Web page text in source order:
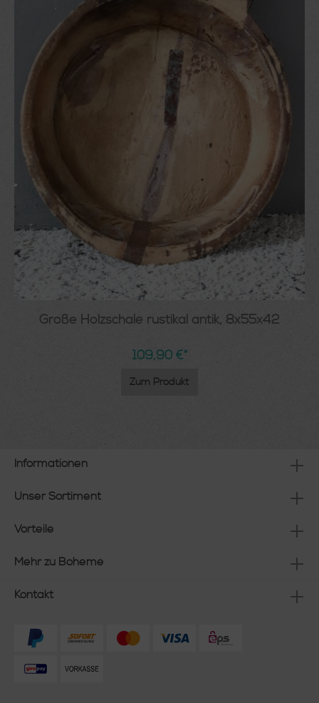
Große Holzschale rustikal antik, 8x55x42
109,90 €*
Zum Produkt
Informationen
Unser Sortiment
Vorteile
Mehr zu Boheme
Kontakt